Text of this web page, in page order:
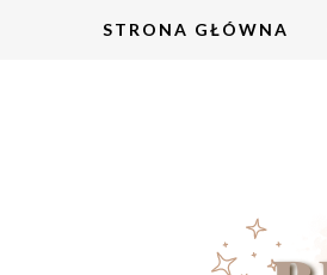
STRONA GŁÓWNA